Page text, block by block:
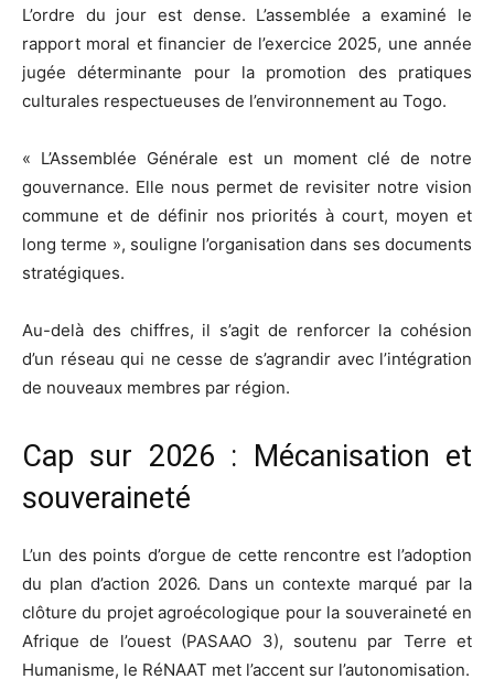
L’ordre du jour est dense. L’assemblée a examiné le
rapport moral et financier de l’exercice 2025, une année
jugée déterminante pour la promotion des pratiques
culturales respectueuses de l’environnement au Togo.
« L’Assemblée Générale est un moment clé de notre
gouvernance. Elle nous permet de revisiter notre vision
commune et de définir nos priorités à court, moyen et
long terme », souligne l’organisation dans ses documents
stratégiques.
Au-delà des chiffres, il s’agit de renforcer la cohésion
d’un réseau qui ne cesse de s’agrandir avec l’intégration
de nouveaux membres par région.
Cap sur 2026 : Mécanisation et
souveraineté
L’un des points d’orgue de cette rencontre est l’adoption
du plan d’action 2026. Dans un contexte marqué par la
clôture du projet agroécologique pour la souveraineté en
Afrique de l’ouest (PASAAO 3), soutenu par Terre et
Humanisme, le RéNAAT met l’accent sur l’autonomisation.